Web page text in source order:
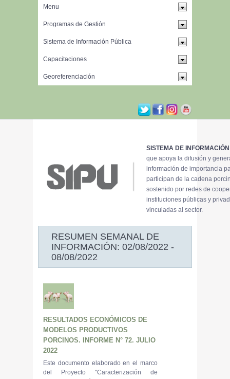
SISTEMA DE
que apoya la difusión y
información de importancia
participan de la cadena
sostenido por redes de
instituciones públicas y
vinculadas al sector.
RESUMEN SEMANAL DE
INFORMACIÓN: 02/08/2022 -
08/08/2022
RESULTADOS ECONÓMICOS DE
MODELOS PRODUCTIVOS
PORCINOS. INFORME N° 72. JULIO
2022
Este documento elaborado en el marco
del Proyecto "Caracterización de